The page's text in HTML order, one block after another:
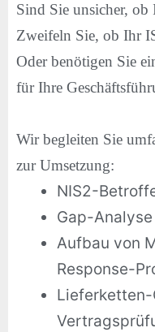
Sind Sie unsicher,
Zweifeln Sie, ob Ihr
Oder benötigen Sie
für Ihre
Wir begleiten Sie
zur Umsetzung:
NIS2-
Gap-
Aufbau von
Response-